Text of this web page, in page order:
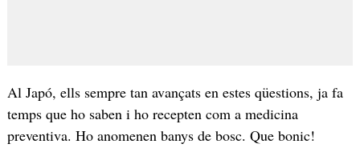
Al Japó, ells sempre tan avançats en estes qüestions, ja fa
temps que ho saben i ho recepten com a medicina
preventiva. Ho anomenen banys de bosc. Que bonic!